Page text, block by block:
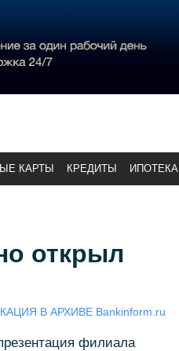
КАРТЫ КРЕДИТЫ ИПОТЕКА
открыл
В АРХИВЕ Bankinform.ru
филиала